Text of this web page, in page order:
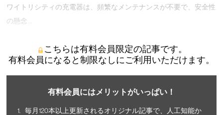
ワイトリシティの充電器は、頻繁なメンテナンスが不要で、安全性
の懸念 …
こちらは有料会員限定の記事です。
有料会員になると制限なしにご利用いただけます。
有料会員にはメリットがいっぱい！
毎月120本以上更新されるオリジナル記事で、人工知能か